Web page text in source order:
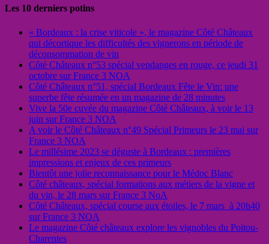
Les 10 derniers potins
« Bordeaux : la crise viticole », le magazine Côté Châteaux
qui décortique les difficultés des vignerons en période de
déconsommation de vin
Côté Châteaux n°53 spécial vendanges en rouge, ce jeudi 31
octobre sur France 3 NOA
Côté Châteaux n°51, spécial Bordeaux Fête le Vin: une
superbe fête résumée en un magazine de 28 minutes
Vive la 50e cuvée du magazine Côté Châteaux, à voir le 13
juin sur France 3 NOA
A voir le Côté Châteaux n°49 Spécial Primeurs le 23 mai sur
France 3 NOA
Le millésime 2023 se déguste à Bordeaux : premières
impressions et enjeux de ces primeurs
Bientôt une jolie reconnaissance pour le Médoc Blanc
Côté châteaux, spécial formations aux métiers de la vigne et
du vin, le 28 mars sur France 3 NoA
Côté Châteaux, spécial course aux étoiles, le 7 mars à 20h40
sur France 3 NOA
Le magazine Côté châteaux explore les vignobles du Poitou-
Charentes